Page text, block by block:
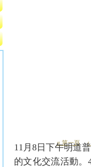
頁面
« 第一頁
11月8日下午明道
的文化交流活動